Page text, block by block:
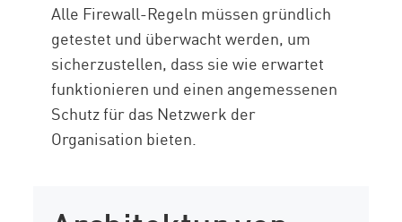
Alle Firewall-Regeln müssen gründlich
getestet und überwacht werden, um
sicherzustellen, dass sie wie erwartet
funktionieren und einen angemessenen
Schutz für das Netzwerk der
Organisation bieten.